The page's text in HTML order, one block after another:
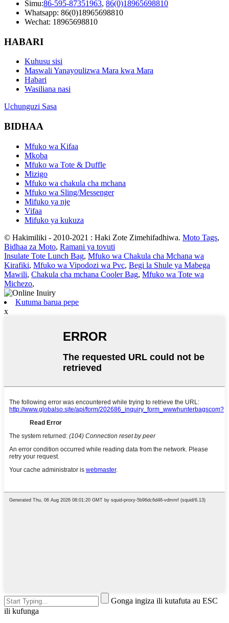
Simu:86-595-87351963, 86(0)18965698810
Whatsapp: 86(0)18965698810
Wechat: 18965698810
HABARI
Kuhusu sisi
Maswali Yanayoulizwa Mara kwa Mara
Habari
Wasiliana nasi
Uchunguzi Sasa
BIDHAA
Mfuko wa Kifaa
Mkoba
Mfuko wa Tote & Duffle
Mizigo
Mfuko wa chakula cha mchana
Mfuko wa Sling/Messenger
Mifuko ya nje
Vifaa
Mifuko ya kukuza
© Hakimiliki - 2010-2021 : Haki Zote Zimehifadhiwa. Moto Tags,
Bidhaa za Moto, Ramani ya tovuti
Insulate Tote Lunch Bag, Mfuko wa Chakula cha Mchana wa
Kirafiki, Mfuko wa Vipodozi wa Pvc, Begi la Shule ya Mabega
Mawili, Chakula cha mchana Cooler Bag, Mfuko wa Tote wa
Michezo,
Kutuma barua pepe
x
Gonga ingiza ili kutafuta au ESC
ili kufunga